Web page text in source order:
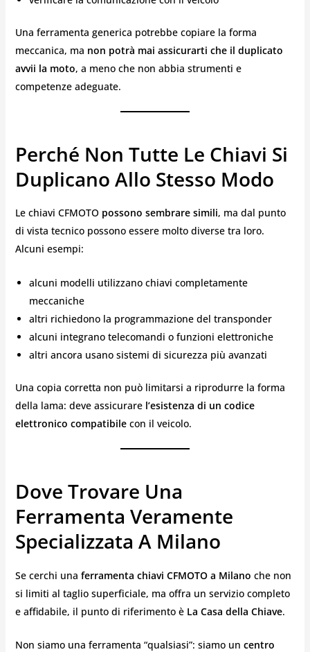
Una ferramenta generica potrebbe copiare la forma
meccanica, ma non potrà mai assicurarti che il duplicato
avvii la moto, a meno che non abbia strumenti e
competenze adeguate.
Perché Non Tutte Le Chiavi Si
Duplicano Allo Stesso Modo
Le chiavi CFMOTO possono sembrare simili, ma dal punto
di vista tecnico possono essere molto diverse tra loro.
Alcuni esempi:
alcuni modelli utilizzano chiavi completamente
meccaniche
altri richiedono la programmazione del transponder
alcuni integrano telecomandi o funzioni elettroniche
altri ancora usano sistemi di sicurezza più avanzati
Una copia corretta non può limitarsi a riprodurre la forma
della lama: deve assicurare l’esistenza di un codice
elettronico compatibilecon il veicolo.
Dove Trovare Una
Ferramenta Veramente
Specializzata A Milano
Se cerchi una ferramenta chiavi CFMOTO a Milano che non
si limiti al taglio superficiale, ma offra un servizio completo
e affidabile, il punto di riferimento è La Casa della Chiave.
Non siamo una ferramenta “qualsiasi”: siamo un centro